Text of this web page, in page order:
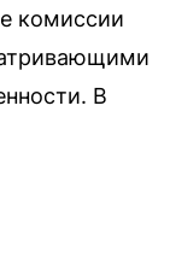
комиссии
В